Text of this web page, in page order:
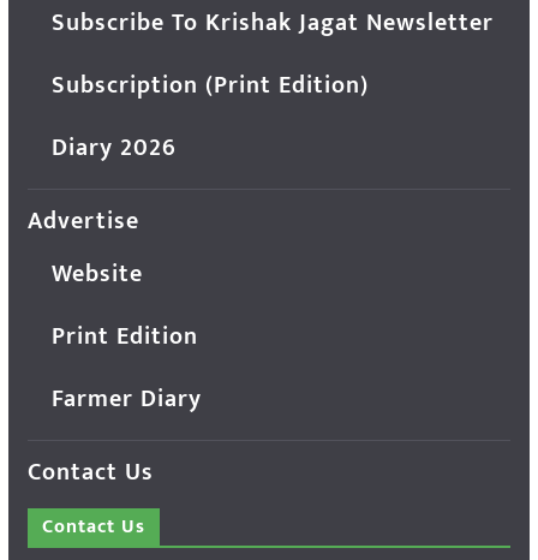
Subscribe To Krishak Jagat Newsletter
Subscription (Print Edition)
Diary 2026
Advertise
Website
Print Edition
Farmer Diary
Contact Us
Contact Us